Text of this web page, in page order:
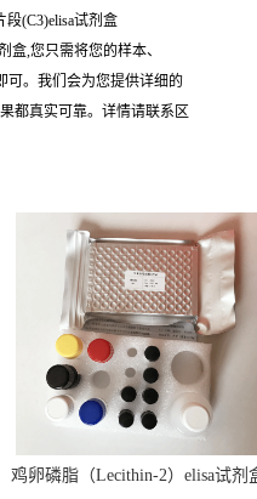
段(C3)elisa试剂盒
盒,您只需将您的样本、
可。我们会为您提供详细的
都真实可靠。详情请联系区
鸡卵磷脂（Lecithin-2）elisa试剂